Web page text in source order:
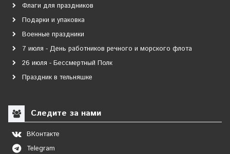
Флаги для праздников
Подарки и упаковка
Военные праздники
7 июля - День работников речного и морского флота
26 июля - Бессмертный Полк
Праздник в тельняшке
Следите за нами
ВКонтакте
Telegram